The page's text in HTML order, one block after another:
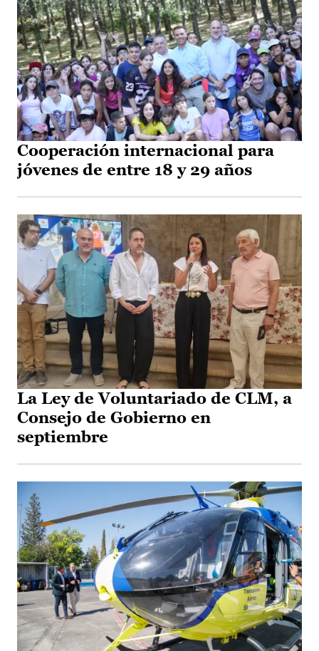
Cooperación internacional para
jóvenes de entre 18 y 29 años
La Ley de Voluntariado de CLM, a
Consejo de Gobierno en
septiembre